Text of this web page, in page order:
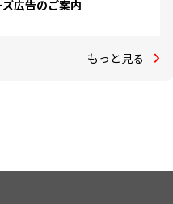
ズ広告のご案内
もっと見る